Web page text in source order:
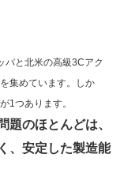
パと北米の高級3Cアク
集めています。しか
1つあります。
題のほとんどは、
、安定した製造能